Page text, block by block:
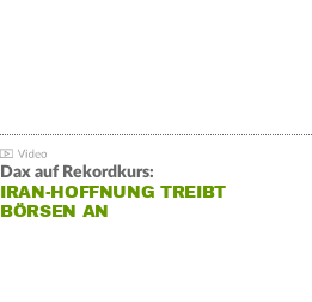
Dax auf Rekordkurs:
IRAN-HOFFNUNG TREIBT
BÖRSEN AN